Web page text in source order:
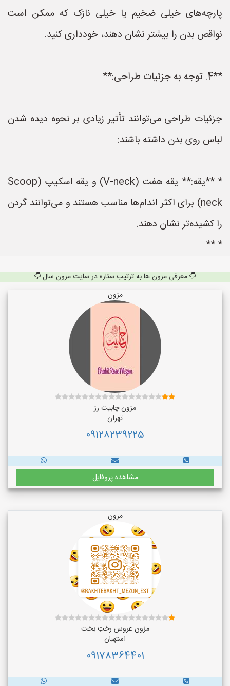
پارچه‌های خیلی ضخیم یا خیلی نازک که ممکن است
نواقص بدن را بیشتر نشان دهند، خودداری کنید.
**4. توجه به جزئیات طراحی:**
جزئیات طراحی می‌توانند تأثیر زیادی بر نحوه دیده شدن
لباس روی بدن داشته باشند:
* **یقه:** یقه هفت (V-neck) و یقه اسکیپ (Scoop
neck) برای اکثر اندام‌ها مناسب هستند و می‌توانند گردن
را کشیده‌تر نشان دهند.
* **
معرفی مزون ها به ترتیب ستاره در سایت مزون سال
مزون
مزون چابیت رز
تهران
09128239225
مشاهده پروفایل
مزون
مزون عروس رختِ بخت
استهبان
09178364401